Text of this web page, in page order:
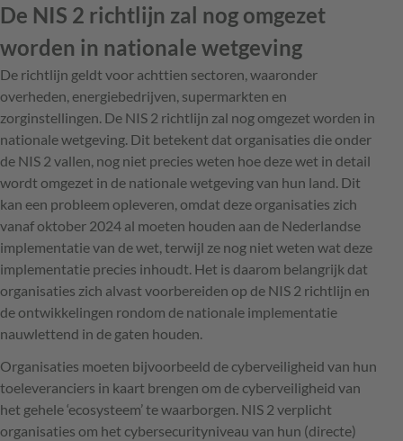
De NIS 2 richtlijn zal nog omgezet
worden in nationale wetgeving
De richtlijn geldt voor achttien sectoren, waaronder
overheden, energiebedrijven, supermarkten en
zorginstellingen. De NIS 2 richtlijn zal nog omgezet worden in
nationale wetgeving. Dit betekent dat organisaties die onder
de NIS 2 vallen, nog niet precies weten hoe deze wet in detail
wordt omgezet in de nationale wetgeving van hun land. Dit
kan een probleem opleveren, omdat deze organisaties zich
vanaf oktober 2024 al moeten houden aan de Nederlandse
implementatie van de wet, terwijl ze nog niet weten wat deze
implementatie precies inhoudt. Het is daarom belangrijk dat
organisaties zich alvast voorbereiden op de NIS 2 richtlijn en
de ontwikkelingen rondom de nationale implementatie
nauwlettend in de gaten houden.
Organisaties moeten bijvoorbeeld de cyberveiligheid van hun
toeleveranciers in kaart brengen om de cyberveiligheid van
het gehele ‘ecosysteem’ te waarborgen. NIS 2 verplicht
organisaties om het cybersecurityniveau van hun (directe)